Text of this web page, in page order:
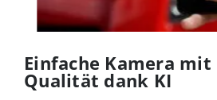
Einfache Kamera
Qualität dank KI